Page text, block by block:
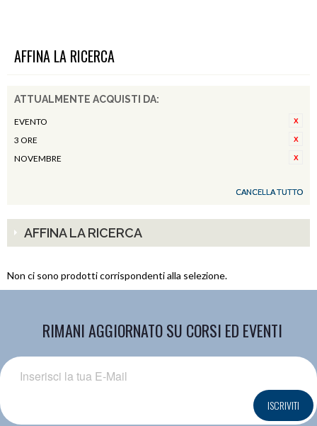
AFFINA LA RICERCA
ATTUALMENTE ACQUISTI DA:
EVENTO
3 ORE
NOVEMBRE
CANCELLA TUTTO
AFFINA LA RICERCA
Non ci sono prodotti corrispondenti alla selezione.
RIMANI AGGIORNATO SU CORSI ED EVENTI
ISCRIVITI